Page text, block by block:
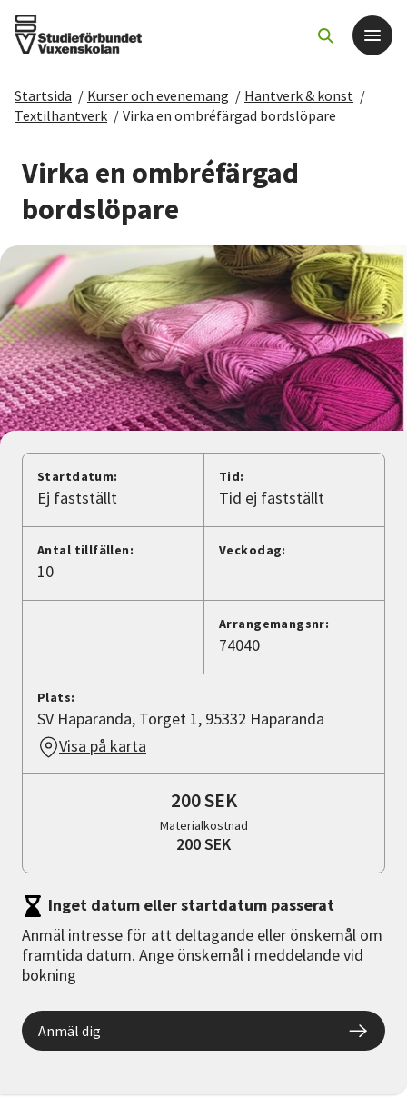
Det här gör vi
För dig som
Sök kurser och evenemang
Om SV
Starta studiecirkel
Cirkelledare
Nyheter
Avdelningar
Lyssna
Startsida / Kurser och evenemang / Hantverk & konst /
Textilhantverk / Virka en ombréfärgad bordslöpare
Virka en ombréfärgad
bordslöpare
Startdatum:
Ej fastställt
Tid:
Tid ej fastställt
Antal tillfällen:
10
Veckodag:
Arrangemangsnr:
74040
Plats:
SV Haparanda, Torget 1, 95332 Haparanda
Visa på karta
200 SEK
Materialkostnad
200 SEK
Inget datum eller startdatum passerat
Anmäl intresse för att deltagande eller önskemål om
framtida datum. Ange önskemål i meddelande vid
bokning
Anmäl dig